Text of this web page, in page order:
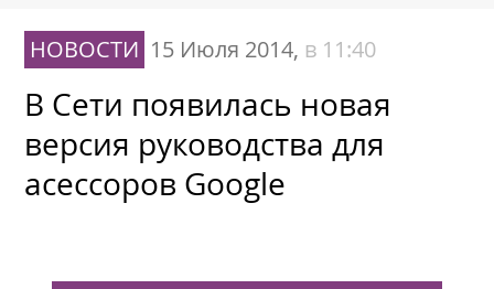
НОВОСТИ 15 Июля 2014, в 11:40
В Сети появилась новая
версия руководства для
асессоров Google